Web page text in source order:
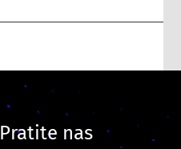
Pratite nas